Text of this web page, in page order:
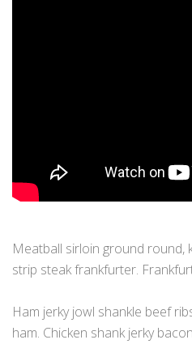
Meatball sirloin ground round,
strip steak frankfurter.
Ham jerky jowl shankle beef
ham. Chicken shank jerky